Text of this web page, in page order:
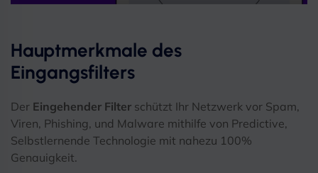
Hauptmerkmale des
Eingangsfilters
Der Eingehender Filter schützt Ihr Netzwerk vor Spam,
Viren, Phishing, und Malware mithilfe von Predictive,
Selbstlernende Technologie mit nahezu 100%
Genauigkeit.